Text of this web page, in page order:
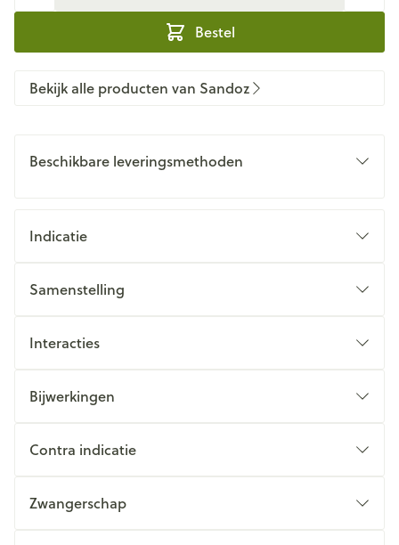
Bestel
Bekijk alle producten van Sandoz
Beschikbare leveringsmethoden
Indicatie
Samenstelling
Interacties
Bijwerkingen
Contra indicatie
Zwangerschap